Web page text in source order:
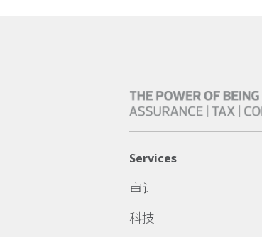
Services
审计
科技